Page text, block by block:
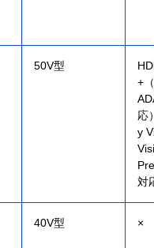
50V型
+
応
y
対
40V型 ×